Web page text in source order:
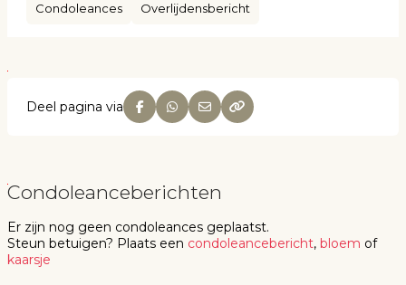
Condoleances Overlijdensbericht
Deel pagina via
Condoleanceberichten
Er zijn nog geen condoleances geplaatst.
Steun betuigen? Plaats een condoleancebericht, bloem of
kaarsje